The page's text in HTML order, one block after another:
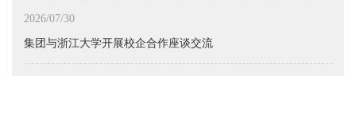
2026/07/30
集团与浙江大学开展校企合作座谈交流